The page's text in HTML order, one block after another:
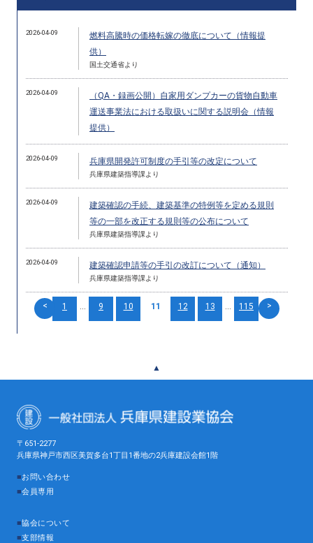
2026-04-09
燃料高騰時の価格転嫁の徹底について（情報提
供）
国土交通省より
2026-04-09
（QA・録画公開）自家用ダンプカーの貨物自動車
運送事業法における取扱いに関する説明会（情報
提供）
2026-04-09 兵庫県開発許可制度の手引等の改定について
兵庫県建築指導課より
2026-04-09
建築確認の手続、建築基準の特例等を定める規則
等の一部を改正する規則等の公布について
兵庫県建築指導課より
2026-04-09 建築確認申請等の手引の改訂について（通知）
兵庫県建築指導課より
< 1 ... 9 10 11 12 13 ... 115 >
▲
〒651-2277
兵庫県神戸市西区美賀多台1丁目1番地の2兵庫建設会館1階
■お問い合わせ
■会員専用
■協会について
■支部情報